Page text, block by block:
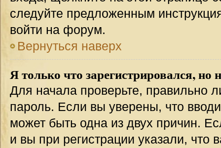
следуйте предложенным
войти на форум.
Вернуться наверх
Я только что зарегистрировался, но
Для начала проверьте, правильно
пароль. Если вы уверены, что
может быть одна из двух причин.
и вы при регистрации указали, что